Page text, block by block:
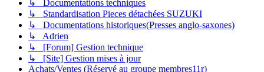
↳ Documentations techniques
↳ Standardisation Pieces détachées SUZUKI
↳ Documentations historiques(Presses anglo-saxones)
↳ Adrien
↳ [Forum] Gestion technique
↳ [Site] Gestion mises à jour
Achats/Ventes (Réservé au groupe membres11r)